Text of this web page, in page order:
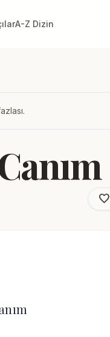
A-Z Dizin
favorite_border